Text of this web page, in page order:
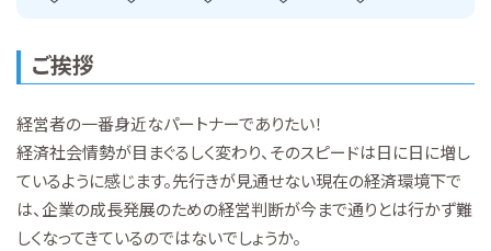
ご挨拶
経営者の一番身近なパートナーでありたい！
経済社会情勢が目まぐるしく変わり、そのスピードは日に日に増し
ているように感じます。先行きが見通せない現在の経済環境下で
は、企業の成長発展のための経営判断が今まで通りとは行かず難
しくなってきているのではないでしょうか。